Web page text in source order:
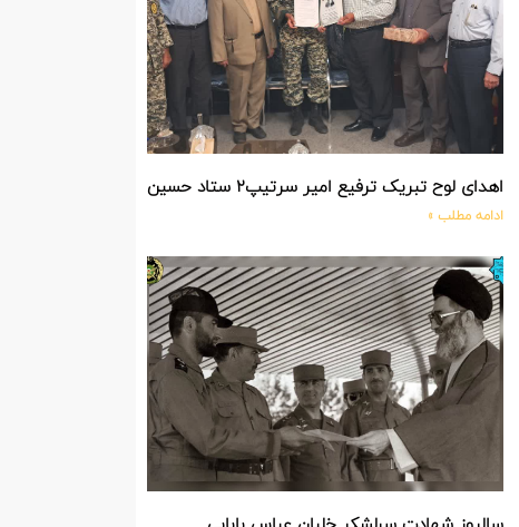
اهدای لوح تبریک ترفیع امیر سرتیپ۲ ستاد حسین صادق زاده فرمانده تیپ ۲۵ واکنش سریع شهید آبگون نزاجا مستقر در تبریز
ادامه مطلب »